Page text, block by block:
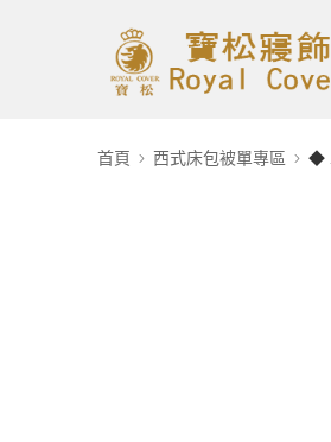
首頁 西式床包被單專區 ◆